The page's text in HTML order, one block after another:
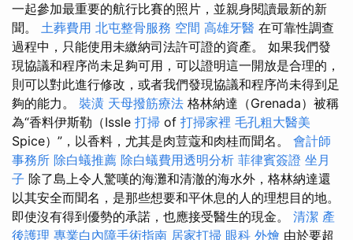
一起參加最重要的航行比賽的照片，並親身閱讀最新的新
聞。 土葬費用 北屯整骨服務 空間 高雄牙醫 在可靠性調查
過程中，只能使用未繳納司法許可證的資產。 如果我們發
現協議和程序尚未足夠可用，可以證明這一開放是合理的，
則可以對此進行修改，或者我們發現協議和程序尚未得到足
夠的能力。 裝潢 天母撥筋療法 格林納達（Grenada）被稱
為“香料伊斯勒（Issle 打掃 of 打掃家裡 毛孔粗大醫美
Spice）”，以香料，尤其是肉荳蔻和肉桂而聞名。 會計師
事務所 除白蟻推薦 除白蟻費用透明分析 菲律賓簽證 坐月
子 除了島上令人驚嘆的海灘和清澈的海水外，格林納達還
以其安全而聞名，是那些想要和平休息的人的理想目的地。
即使沒有得到優勢的承諾，也應接受醫生的現金。 清潔 產
後護理 專業白內障手術指南 居家打掃 眼科 外燴 由於要超